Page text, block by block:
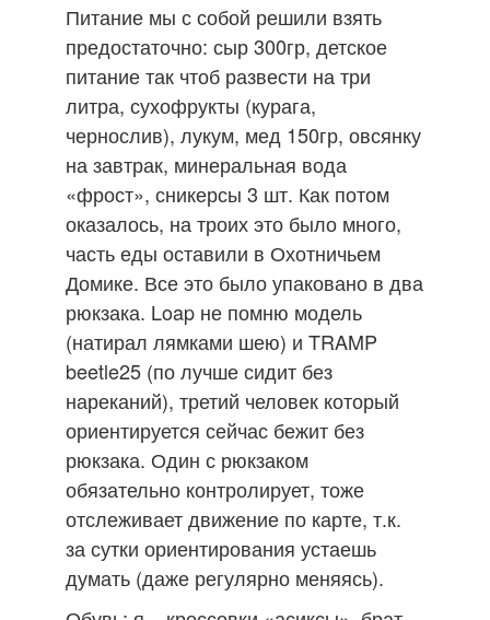
Питание мы с собой решили взять
предостаточно: сыр 300гр, детское
питание так чтоб развести на три
литра, сухофрукты (курага,
чернослив), лукум, мед 150гр, овсянку
на завтрак, минеральная вода
«фрост», сникерсы 3 шт. Как потом
оказалось, на троих это было много,
часть еды оставили в Охотничьем
Домике. Все это было упаковано в два
рюкзака. Loap не помню модель
(натирал лямками шею) и TRAMP
beetle25 (по лучше сидит без
нареканий), третий человек который
ориентируется сейчас бежит без
рюкзака. Один с рюкзаком
обязательно контролирует, тоже
отслеживает движение по карте, т.к.
за сутки ориентирования устаешь
думать (даже регулярно меняясь).